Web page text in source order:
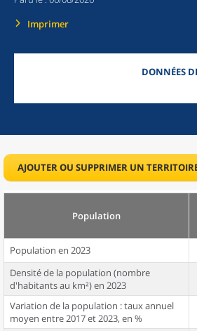
Imprimer
DONNÉES
AJOUTER OU SUPPRIMER UN
Population
Population en 2023
Densité de la population (nombre
d'habitants au km²) en 2023
Variation de la population : taux annuel
moyen entre 2017 et 2023, en %